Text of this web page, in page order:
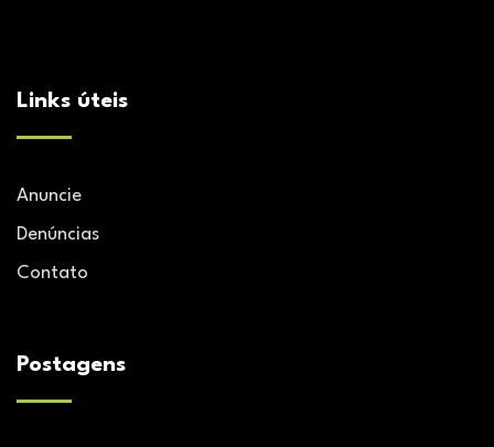
Links úteis
Anuncie
Denúncias
Contato
Postagens